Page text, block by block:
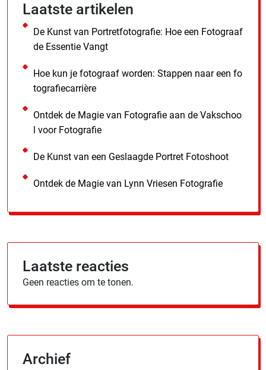
Laatste artikelen
De Kunst van Portretfotografie: Hoe een Fotograaf
de Essentie Vangt
Hoe kun je fotograaf worden: Stappen naar een fo
tografiecarrière
Ontdek de Magie van Fotografie aan de Vakschoo
l voor Fotografie
De Kunst van een Geslaagde Portret Fotoshoot
Ontdek de Magie van Lynn Vriesen Fotografie
Laatste reacties
Geen reacties om te tonen.
Archief